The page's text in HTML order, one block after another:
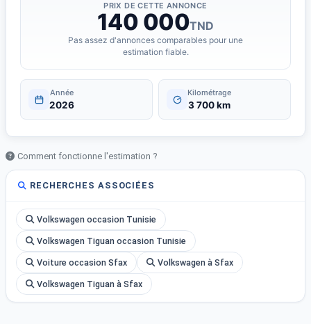
PRIX DE CETTE ANNONCE
140 000TND
Pas assez d'annonces comparables pour une
estimation fiable.
Année
2026
Kilométrage
3 700 km
Comment fonctionne l'estimation ?
RECHERCHES ASSOCIÉES
Volkswagen occasion Tunisie
Volkswagen Tiguan occasion Tunisie
Voiture occasion Sfax Volkswagen à Sfax
Volkswagen Tiguan à Sfax